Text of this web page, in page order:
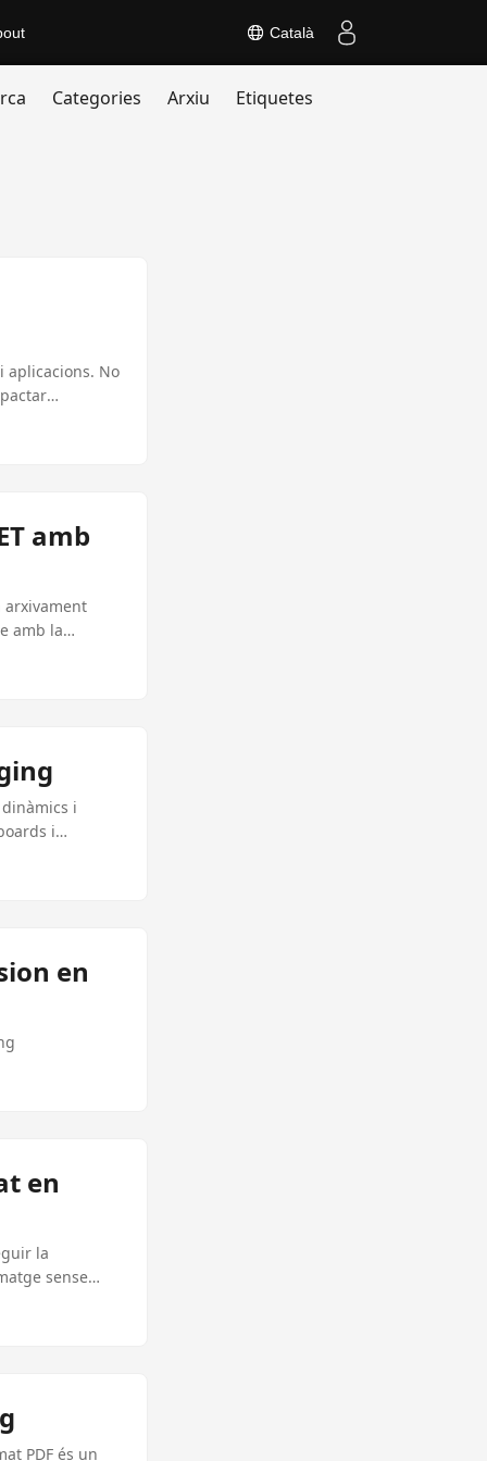
Català
Categories Arxiu Etiquetes
aplicacions. No
de gifs
amb
arxivament
amb la
i
i
en
en
la
sense
PDF és un